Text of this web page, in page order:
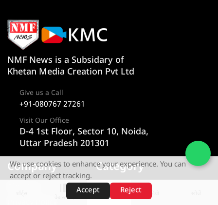
वेब स्टोरीज़
NMF News is a Subsidary of
Khetan Media Creation Pvt Ltd
Give us a Call
+91-080767 27261
Visit Our Office
D-4 1st Floor, Sector 10, Noida,
Uttar Pradesh 201301
Company Category
न्यूज
राज्य
We use cookies to enhance your experience. You can
accept or reject tracking.
Accept
Reject